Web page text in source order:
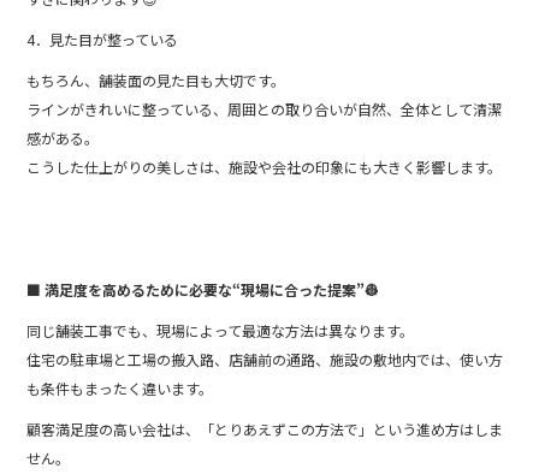
4．見た目が整っている
もちろん、舗装面の見た目も大切です。
ラインがきれいに整っている、周囲との取り合いが自然、全体として清潔
感がある。
こうした仕上がりの美しさは、施設や会社の印象にも大きく影響します。
■ 満足度を高めるために必要な“現場に合った提案”👷
同じ舗装工事でも、現場によって最適な方法は異なります。
住宅の駐車場と工場の搬入路、店舗前の通路、施設の敷地内では、使い方
も条件もまったく違います。
顧客満足度の高い会社は、「とりあえずこの方法で」という進め方はしま
せん。